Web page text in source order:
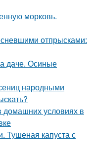
морковь.
отпрысками:
даче. Осиные
народными
домашних условиях в
Тушеная капуста с